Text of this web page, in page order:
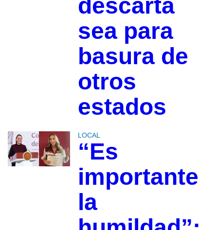
descarta
sea para
basura de
otros
estados
LOCAL
“Es
importante
la